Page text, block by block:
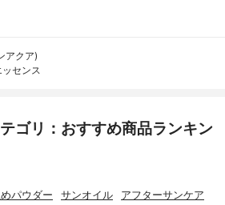
アクア)
センス
ゴリ：おすすめ商品ランキン
パウダー サンオイル アフターサンケア